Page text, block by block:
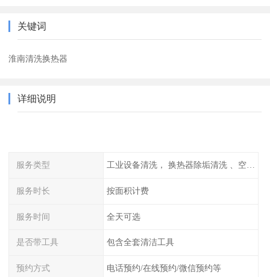
关键词
淮南清洗换热器
详细说明
服务类型 工业设备清洗， 换热器除垢清洗 、空调清洗等
服务时长 按面积计费
服务时间 全天可选
是否带工具 包含全套清洁工具
预约方式 电话预约/在线预约/微信预约等